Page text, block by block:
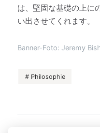
は、堅固な基礎の上に
い出させてくれます。
Banner-Foto: Jeremy
Philosophie